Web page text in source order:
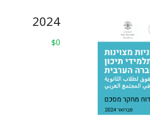
2024
$0